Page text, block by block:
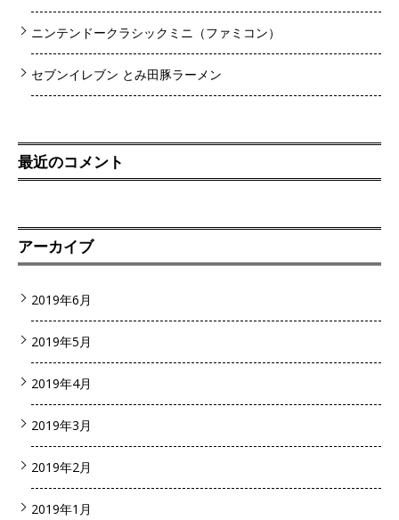
ニンテンドークラシックミニ（ファミコン）
セブンイレブン とみ田豚ラーメン
最近のコメント
アーカイブ
2019年6月
2019年5月
2019年4月
2019年3月
2019年2月
2019年1月